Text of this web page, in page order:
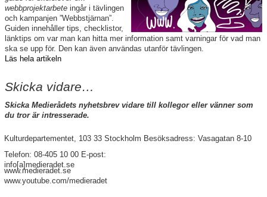
webbprojektarbete ingår i tävlingen
och kampanjen ”Webbstjärnan”.
Guiden innehåller tips, checklistor,
länktips om var man kan hitta mer information samt varningar för vad man
ska se upp för. Den kan även användas utanför tävlingen.
Läs hela artikeln
Skicka vidare…
Skicka Medierådets nyhetsbrev vidare till kollegor eller vänner som
du tror är intresserade.
Kulturdepartementet, 103 33 Stockholm Besöksadress: Vasagatan 8-10
Telefon: 08-405 10 00 E-post:
info[a]medieradet.se
www.medieradet.se
www.youtube.com/medieradet